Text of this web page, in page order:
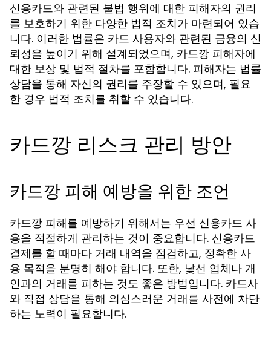
신용카드와 관련된 불법 행위에 대한 피해자의 권리
를 보호하기 위한 다양한 법적 조치가 마련되어 있습
니다. 이러한 법률은 카드 사용자와 관련된 금융의 신
뢰성을 높이기 위해 설계되었으며, 카드깡 피해자에
대한 보상 및 법적 절차를 포함합니다. 피해자는 법률
상담을 통해 자신의 권리를 주장할 수 있으며, 필요
한 경우 법적 조치를 취할 수 있습니다.
카드깡 리스크 관리 방안
카드깡 피해 예방을 위한 조언
카드깡 피해를 예방하기 위해서는 우선 신용카드 사
용을 적절하게 관리하는 것이 중요합니다. 신용카드
결제를 할 때마다 거래 내역을 점검하고, 정확한 사
용 목적을 분명히 해야 합니다. 또한, 낯선 업체나 개
인과의 거래를 피하는 것도 좋은 방법입니다. 카드사
와 직접 상담을 통해 의심스러운 거래를 사전에 차단
하는 노력이 필요합니다.